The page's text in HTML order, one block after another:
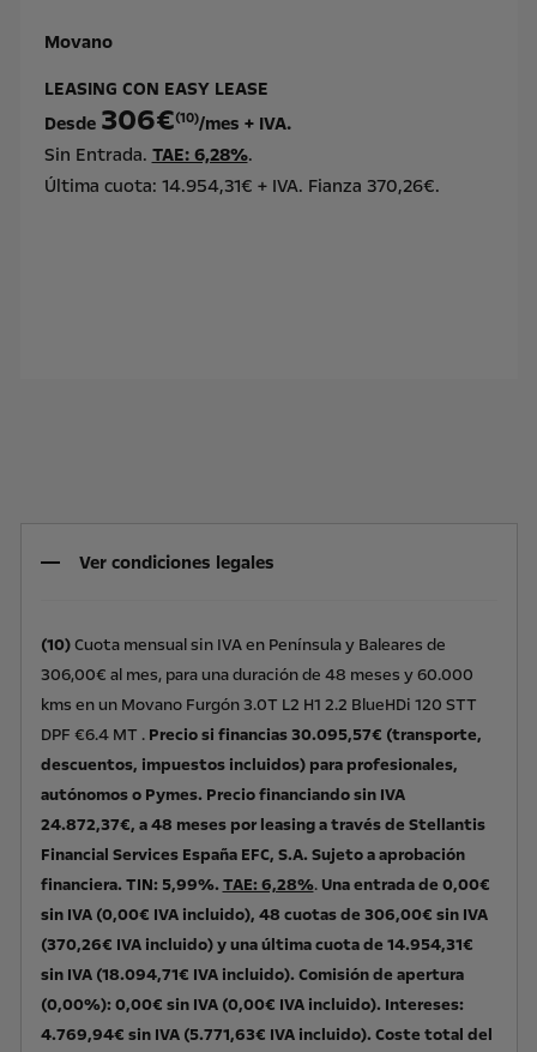
Movano
LEASING CON EASY LEASE
Desde 306€(10)/mes + IVA.
Sin Entrada. TAE: 6,28%.
Última cuota: 14.954,31€ + IVA. Fianza 370,26€.
Ver condiciones legales
(10)Cuota mensual sin IVA en Península y Baleares de
306,00€ al mes, para una duración de 48 meses y 60.000
kms en un Movano Furgón 3.0T L2 H1 2.2 BlueHDi 120 STT
DPF €6.4 MT . Precio si financias 30.095,57€ (transporte,
descuentos, impuestos incluidos) para profesionales,
autónomos o Pymes. Precio financiando sin IVA
24.872,37€, a 48 meses por leasing a través de Stellantis
Financial Services España EFC, S.A. Sujeto a aprobación
financiera. TIN: 5,99%. TAE: 6,28%. Una entrada de 0,00€
sin IVA (0,00€ IVA incluido), 48 cuotas de 306,00€ sin IVA
(370,26€ IVA incluido) y una última cuota de 14.954,31€
sin IVA (18.094,71€ IVA incluido). Comisión de apertura
(0,00%): 0,00€ sin IVA (0,00€ IVA incluido). Intereses:
4.769,94€ sin IVA (5.771,63€ IVA incluido). Coste total del